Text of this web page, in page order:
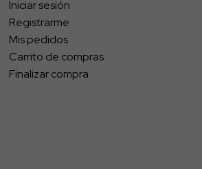
Iniciar sesión
Registrarme
Mis pedidos
Carrito de compras
Finalizar compra